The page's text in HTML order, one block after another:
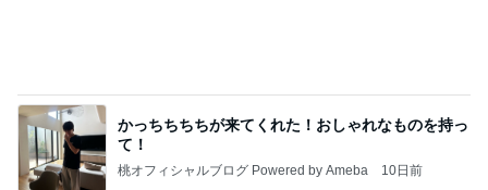
かっちちちちが来てくれた！おしゃれなものを持っ
て！
桃オフィシャルブログ Powered by Ameba 10日前